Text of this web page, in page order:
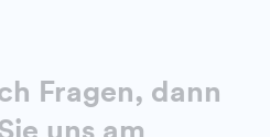
Fragen, dann
uns am